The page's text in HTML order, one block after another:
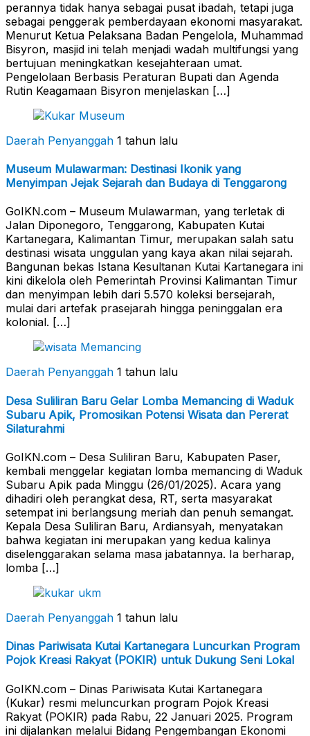
perannya tidak hanya sebagai pusat ibadah, tetapi juga
sebagai penggerak pemberdayaan ekonomi masyarakat.
Menurut Ketua Pelaksana Badan Pengelola, Muhammad
Bisyron, masjid ini telah menjadi wadah multifungsi yang
bertujuan meningkatkan kesejahteraan umat.
Pengelolaan Berbasis Peraturan Bupati dan Agenda
Rutin Keagamaan Bisyron menjelaskan […]
Daerah Penyanggah 1 tahun lalu
Museum Mulawarman: Destinasi Ikonik yang
Menyimpan Jejak Sejarah dan Budaya di Tenggarong
GoIKN.com – Museum Mulawarman, yang terletak di
Jalan Diponegoro, Tenggarong, Kabupaten Kutai
Kartanegara, Kalimantan Timur, merupakan salah satu
destinasi wisata unggulan yang kaya akan nilai sejarah.
Bangunan bekas Istana Kesultanan Kutai Kartanegara ini
kini dikelola oleh Pemerintah Provinsi Kalimantan Timur
dan menyimpan lebih dari 5.570 koleksi bersejarah,
mulai dari artefak prasejarah hingga peninggalan era
kolonial. […]
Daerah Penyanggah 1 tahun lalu
Desa Suliliran Baru Gelar Lomba Memancing di Waduk
Subaru Apik, Promosikan Potensi Wisata dan Pererat
Silaturahmi
GoIKN.com – Desa Suliliran Baru, Kabupaten Paser,
kembali menggelar kegiatan lomba memancing di Waduk
Subaru Apik pada Minggu (26/01/2025). Acara yang
dihadiri oleh perangkat desa, RT, serta masyarakat
setempat ini berlangsung meriah dan penuh semangat.
Kepala Desa Suliliran Baru, Ardiansyah, menyatakan
bahwa kegiatan ini merupakan yang kedua kalinya
diselenggarakan selama masa jabatannya. Ia berharap,
lomba […]
Daerah Penyanggah 1 tahun lalu
Dinas Pariwisata Kutai Kartanegara Luncurkan Program
Pojok Kreasi Rakyat (POKIR) untuk Dukung Seni Lokal
GoIKN.com – Dinas Pariwisata Kutai Kartanegara
(Kukar) resmi meluncurkan program Pojok Kreasi
Rakyat (POKIR) pada Rabu, 22 Januari 2025. Program
ini dijalankan melalui Bidang Pengembangan Ekonomi